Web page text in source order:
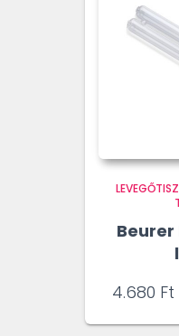
Beurer
4.680 Ft